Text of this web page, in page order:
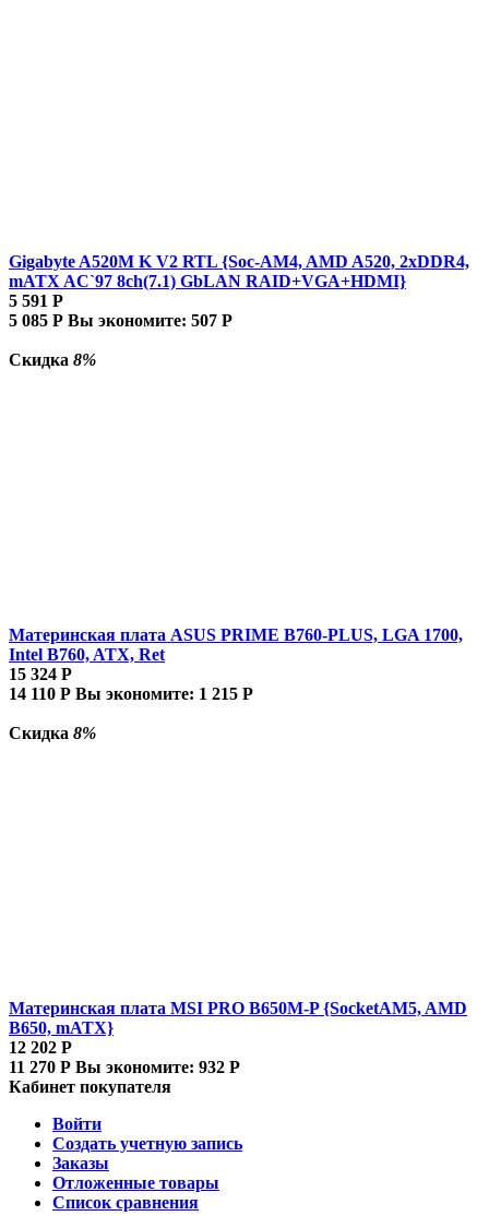
Gigabyte A520M K V2 RTL {Soc-AM4, AMD A520, 2xDDR4,
mATX AC`97 8ch(7.1) GbLAN RAID+VGA+HDMI}
5 591 Р
5 085 Р Вы экономите: 507 Р
Скидка 8%
Материнская плата ASUS PRIME B760-PLUS, LGA 1700,
Intel B760, ATX, Ret
15 324 Р
14 110 Р Вы экономите: 1 215 Р
Скидка 8%
Материнская плата MSI PRO B650M-P {SocketAM5, AMD
B650, mATX}
12 202 Р
11 270 Р Вы экономите: 932 Р
Кабинет покупателя
Войти
Создать учетную запись
Заказы
Отложенные товары
Список сравнения